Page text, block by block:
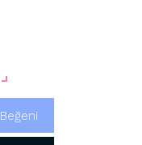
Beğeni